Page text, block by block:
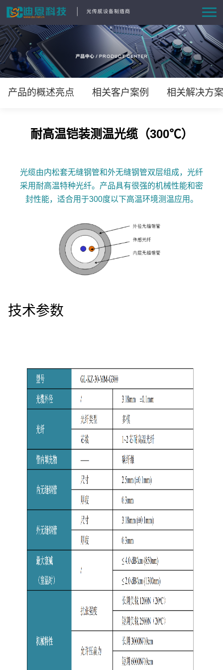
首页
产品中心
方案与案例
联系我们
4008-555-919
English
产品的概述亮点 相关客户案例 相关解决方案
耐高温铠装测温光缆（300℃）
光缆由内松套无缝钢管和外无缝钢管双层组成，光纤
采用耐高温特种光纤。产品具有很强的机械性能和密
封性能，适合用于300度以下高温环境测温应用。
技术参数